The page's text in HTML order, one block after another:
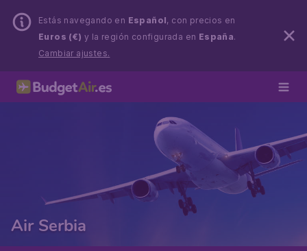
Estás navegando en Español, con precios en
Euros (€) y la región configurada en España.
Cambiar ajustes.
Air Serbia